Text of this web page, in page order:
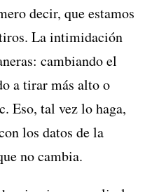
decir, que estamos
La intimidación
cambiando el
a tirar más alto o
Eso, tal vez lo haga,
los datos de la
no cambia.